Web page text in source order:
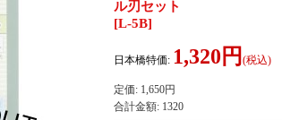
ル刃セット
[L-5B]
日本橋特価: 1,320円 (税込)
定価: 1,650円
合計金額: 1320